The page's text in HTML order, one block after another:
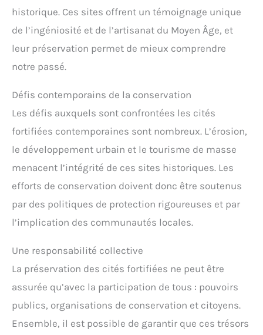
historique. Ces sites offrent un témoignage unique
de l’ingéniosité et de l’artisanat du Moyen Âge, et
leur préservation permet de mieux comprendre
notre passé.
Défis contemporains de la conservation
Les défis auxquels sont confrontées les cités
fortifiées contemporaines sont nombreux. L’érosion,
le développement urbain et le tourisme de masse
menacent l’intégrité de ces sites historiques. Les
efforts de conservation doivent donc être soutenus
par des politiques de protection rigoureuses et par
l’implication des communautés locales.
Une responsabilité collective
La préservation des cités fortifiées ne peut être
assurée qu’avec la participation de tous : pouvoirs
publics, organisations de conservation et citoyens.
Ensemble, il est possible de garantir que ces trésors